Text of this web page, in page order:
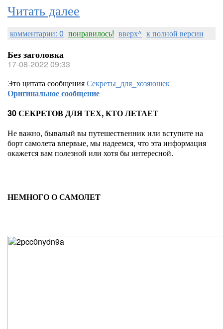
Читать далее
комментарии: 0 понравилось! вверх^ к полной версии
Без заголовка
17-08-2022 09:33
Это цитата сообщенияСекреты_для_хозяюшек
Оригинальное сообщение
30 СЕКРЕТОВ ДЛЯ ТЕХ, КТО ЛЕТАЕТ
Не важно, бывалый вы путешественник или вступите на
борт самолета впервые, мы надеемся, что эта информация
окажется вам полезной или хотя бы интересной.
НЕМНОГО О САМОЛЕТ